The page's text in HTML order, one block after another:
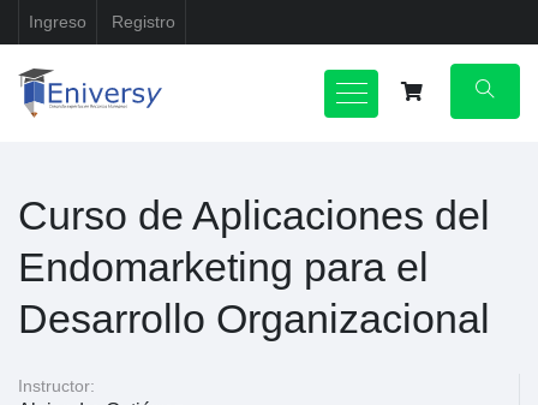
Ingreso Registro
Curso de Aplicaciones del
Endomarketing para el
Desarrollo Organizacional
Instructor: